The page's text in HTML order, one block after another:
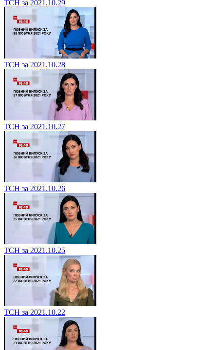
ТСН за 2021.10.29
ТСН за 2021.10.28
ТСН за 2021.10.27
ТСН за 2021.10.26
ТСН за 2021.10.25
ТСН за 2021.10.22